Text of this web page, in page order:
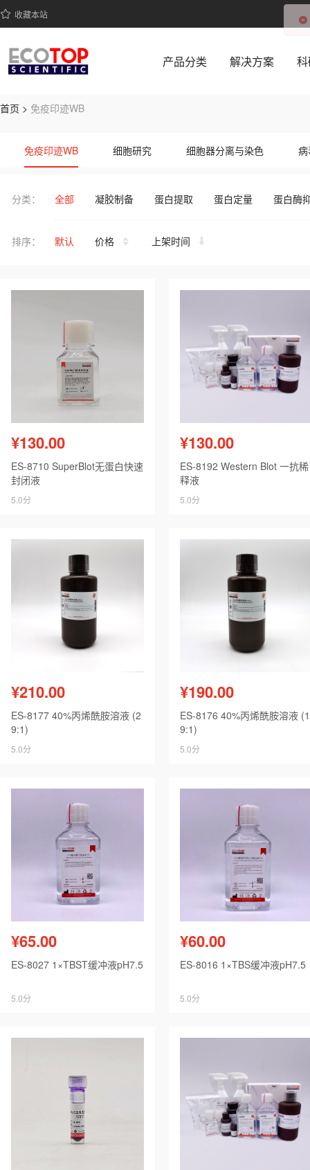
收藏本站
产品分类 解决方案
首页 > 免疫印迹WB
免疫印迹WB
细胞研究 细胞器分离与染色
分类：
全部 凝胶制备 蛋白提取 蛋白定量 蛋白酶
排序： 默认 价格 上架时间
¥130.00
ES-8710 SuperBlot无蛋白快速
封闭液
5.0分
¥130.00
ES-8192 Western Blot 一抗稀
释液
5.0分
¥210.00
ES-8177 40%丙烯酰胺溶液 (2
9:1)
5.0分
¥190.00
ES-8176 40%丙烯酰胺溶液 (1
9:1)
5.0分
¥65.00
ES-8027 1×TBST缓冲液pH7.5
5.0分
¥60.00
ES-8016 1×TBS缓冲液pH7.5
5.0分